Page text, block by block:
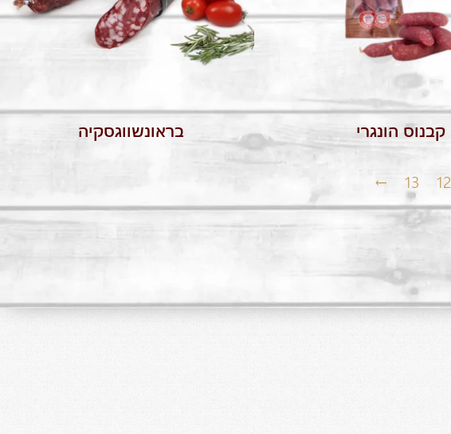
קבנוס הונגרי בראונשווגסקיה
12
13
←